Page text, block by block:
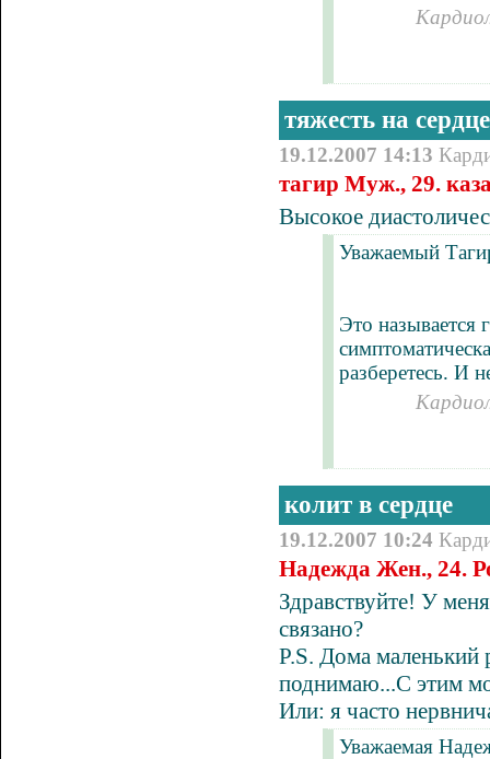
тяжесть на сердце
19.12.2007 14:13
тагир Муж., 29.
Высокое
Уважаемый
Это называется
разберетесь. И
колит в сердце
19.12.2007 10:24
Надежда Жен., 24.
Здравствуйте! У
связано?
P.S. Дома маленький
поднимаю...С этим
Или: я часто
Уважаемая